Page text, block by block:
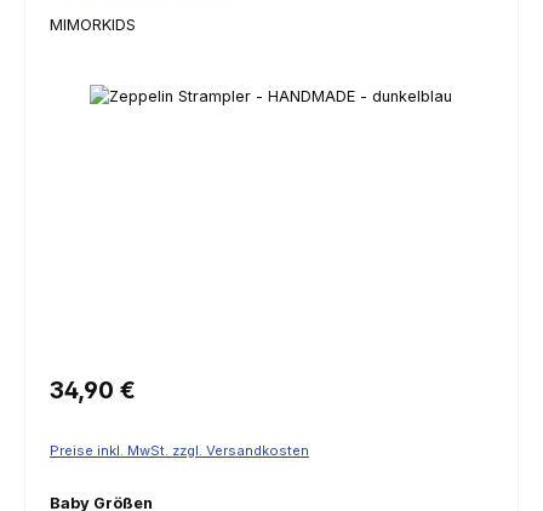
MIMORKIDS
Bildergalerie überspringen
Regulärer Preis:
34,90 €
Preise inkl. MwSt. zzgl. Versandkosten
Baby Größen